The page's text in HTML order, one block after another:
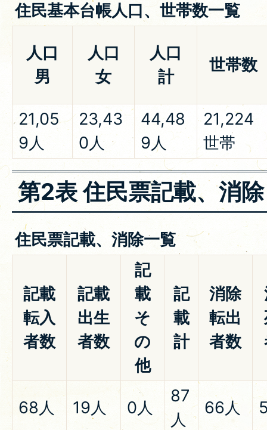
住民基本台帳人口、世帯数一覧
人口
男
人口
女
人口
計
世帯数
21,05
9人
23,43
0人
44,48
9人
21,224
世帯
第2表 住民票記載、消除
住民票記載、消除一覧
記載
転入
者数
記載
出生
者数
記
載
そ
の
他
記
載
計
消除
転出
者数
68人 19人 0人
87
人
66人